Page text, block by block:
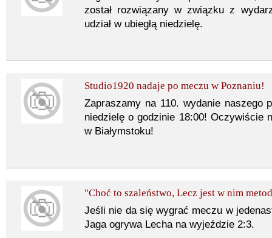
został rozwiązany w związku z
udział w ubiegłą niedzielę.
Studio1920 nadaje po meczu w Poznaniu!
Zapraszamy na 110. wydanie naszego
niedzielę o godzinie 18:00! Oczywiście
w Białymstoku!
"Choć to szaleństwo, Lecz jest w nim
Jeśli nie da się wygrać meczu w
Jaga ogrywa Lecha na wyjeździe 2:3.